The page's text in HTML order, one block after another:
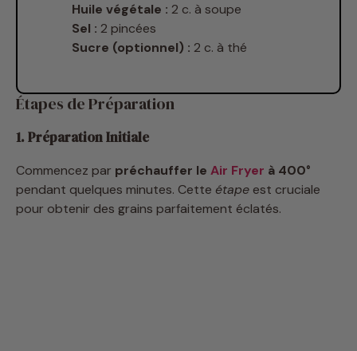
Huile végétale : 2 c. à soupe
Sel : 2 pincées
Sucre (optionnel) : 2 c. à thé
Étapes de Préparation
1. Préparation Initiale
Commencez par préchauffer le Air Fryer à 400°
pendant quelques minutes. Cette étape est cruciale
pour obtenir des grains parfaitement éclatés.